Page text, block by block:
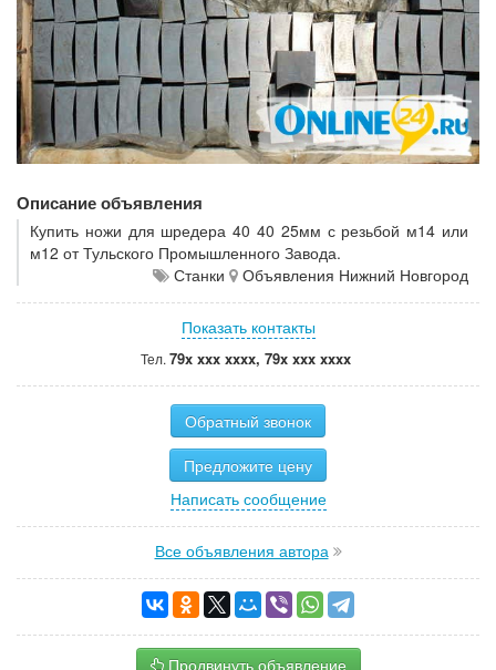
Описание объявления
Купить ножи для шредера 40 40 25мм с резьбой м14 или
м12 от Тульского Промышленного Завода.
Станки
Объявления Нижний Новгород
Показать контакты
Тел. 79x xxx xxxx, 79x xxx xxxx
Обратный звонок
Предложите цену
Написать сообщение
Все объявления автора
Продвинуть объявление